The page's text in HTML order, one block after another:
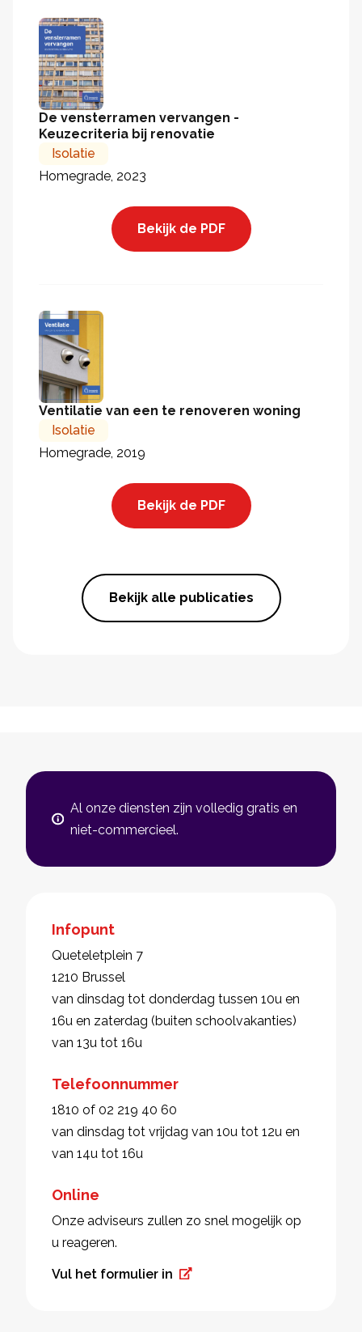
De vensterramen vervangen -
Keuzecriteria bij renovatie
Isolatie
Homegrade, 2023
Bekijk de PDF
Ventilatie van een te renoveren woning
Isolatie
Homegrade, 2019
Bekijk de PDF
Bekijk alle publicaties
Al onze diensten zijn volledig gratis en
niet-commercieel.
Infopunt
Queteletplein 7
1210 Brussel
van dinsdag tot donderdag tussen 10u en
16u en zaterdag (buiten schoolvakanties)
van 13u tot 16u
Telefoonnummer
1810 of 02 219 40 60
van dinsdag tot vrijdag van 10u tot 12u en
van 14u tot 16u
Online
Onze adviseurs zullen zo snel mogelijk op
u reageren.
Vul het formulier in